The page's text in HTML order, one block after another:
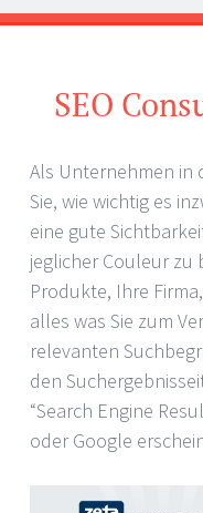
SEO
Als Unternehmen in
Sie, wie wichtig es
eine gute
jeglicher Couleur zu
Produkte, Ihre
alles was Sie zum
relevanten
den
“Search Engine
oder Google